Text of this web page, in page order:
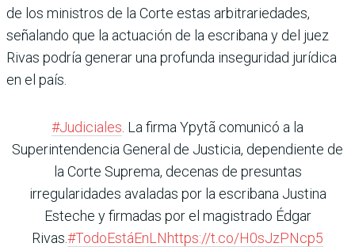
de los ministros de la Corte estas arbitrariedades,
señalando que la actuación de la escribana y del juez
Rivas podría generar una profunda inseguridad jurídica
en el país.
#Judiciales . La firma Ypytã comunicó a la
Superintendencia General de Justicia, dependiente de
la Corte Suprema, decenas de presuntas
irregularidades avaladas por la escribana Justina
Esteche y firmadas por el magistrado Édgar
Rivas.#TodoEstáEnLNhttps://t.co/H0sJzPNcp5